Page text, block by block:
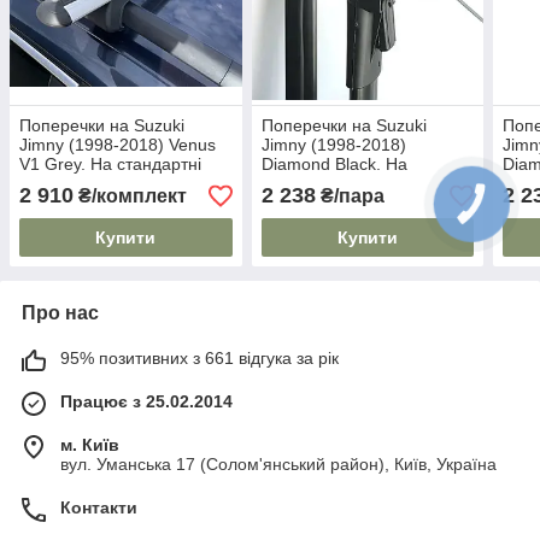
Поперечки на Suzuki
Jimny (1998-2018) Venus
V1 Grey. На стандартні
рейлінги. Без замка. Сірі
2 910 ₴/комплект
Купити
Поперечки на Suzuki
Jimny (1998-2018)
Diamond Black. На
стандартні рейлінги. Чорні
2 238₴/пара
Купити
2
Про нас
95% позитивних з 661 відгука за рік
Працює з 25.02.2014
м. Київ
вул. Уманська 17 (Солом'янський район), Київ, Україна
Контакти